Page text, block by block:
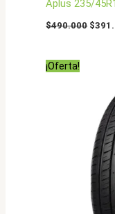
Aplus 235/
$490.000 El
$
¡Oferta!